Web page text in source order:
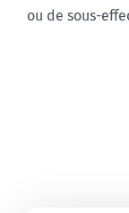
ou de sous-